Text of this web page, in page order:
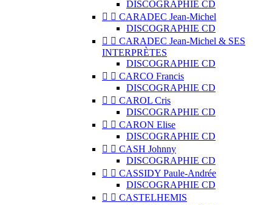
DISCOGRAPHIE CD
  CARADEC Jean-Michel
DISCOGRAPHIE CD
  CARADEC Jean-Michel & SES
INTERPRÈTES
DISCOGRAPHIE CD
  CARCO Francis
DISCOGRAPHIE CD
  CAROL Cris
DISCOGRAPHIE CD
  CARON Elise
DISCOGRAPHIE CD
  CASH Johnny
DISCOGRAPHIE CD
  CASSIDY Paule-Andrée
DISCOGRAPHIE CD
  CASTELHEMIS